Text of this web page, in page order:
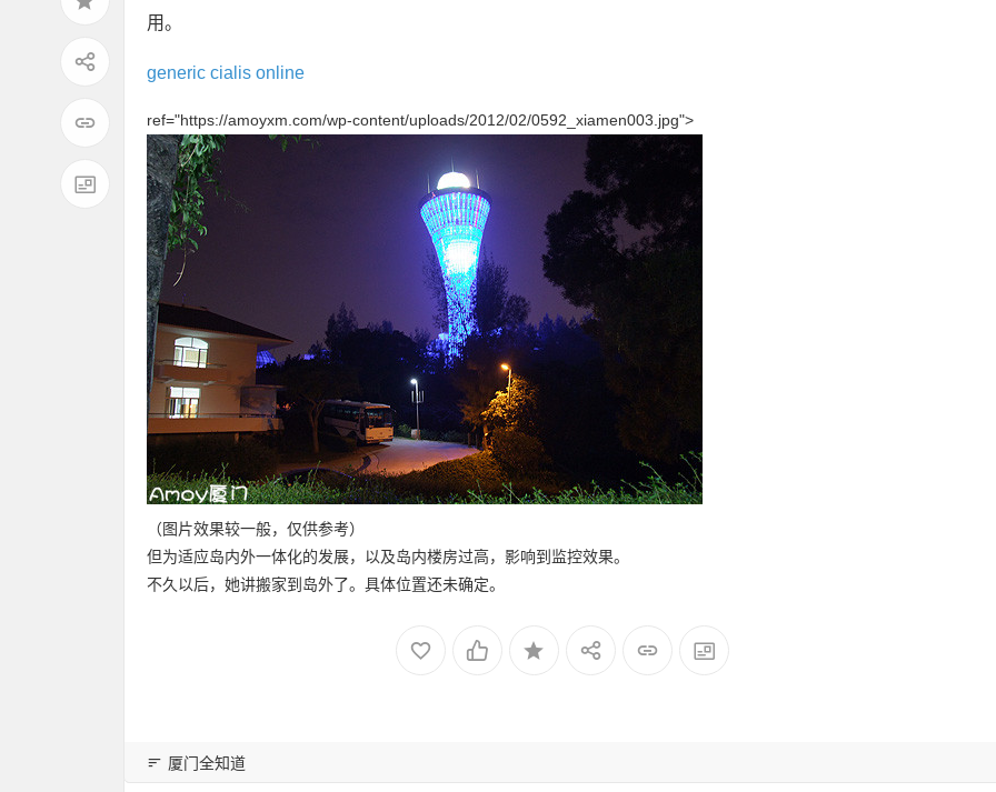
用。
generic cialis online
ref="https://amoyxm.com/wp-content/uploads/2012/02/0592_xiamen003.jpg">
（图片效果较一般，仅供参考）
但为适应岛内外一体化的发展，以及岛内楼房过高，影响到监控效果。
不久以后，她讲搬家到岛外了。具体位置还未确定。
厦门全知道